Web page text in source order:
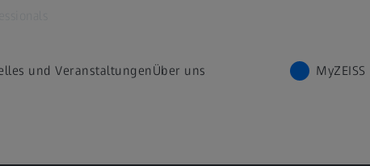
und VeranstaltungenÜber uns MyZEISS